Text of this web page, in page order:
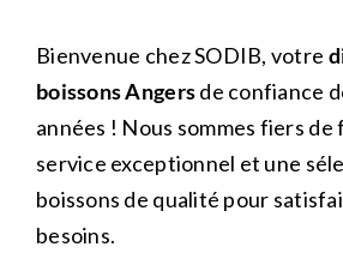
Bienvenue chez SODIB, votre
boissons Angersde confiance
années ! Nous sommes fiers
service exceptionnel et une
boissons de qualité pour
besoins.